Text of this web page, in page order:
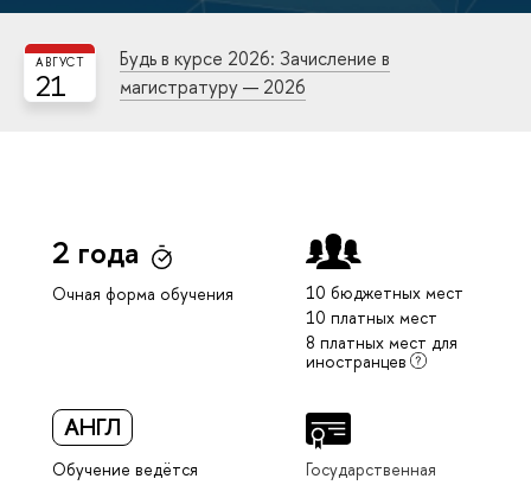
21
АВГУСТ
Будь в курсе 2026: Зачисление в
магистратуру — 2026
2 года
Очная форма обучения
10 бюджетных мест
10 платных мест
8 платных мест для
иностранцев
АНГЛ
Обучение ведётся
Государственная